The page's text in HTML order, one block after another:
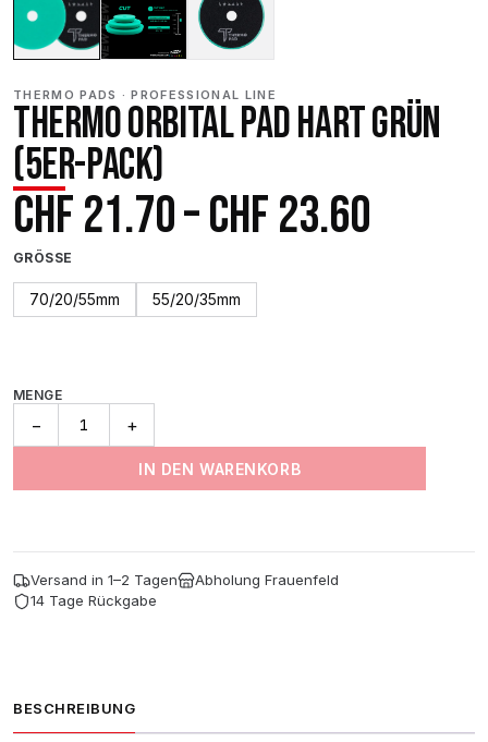
THERMO PADS · PROFESSIONAL LINE
THERMO ORBITAL PAD HART GRÜN
(5ER-PACK)
CHF21.70–CHF23.60
GRÖSSE
70/20/55mm 55/20/35mm
MENGE
−
Pack)
Menge
+
IN DEN WARENKORB
Versand in 1–2 Tagen
Abholung Frauenfeld
14 Tage Rückgabe
BESCHREIBUNG